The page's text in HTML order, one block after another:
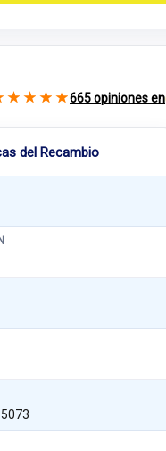
del Recambio
★ ★ ★ ★665 opiniones en